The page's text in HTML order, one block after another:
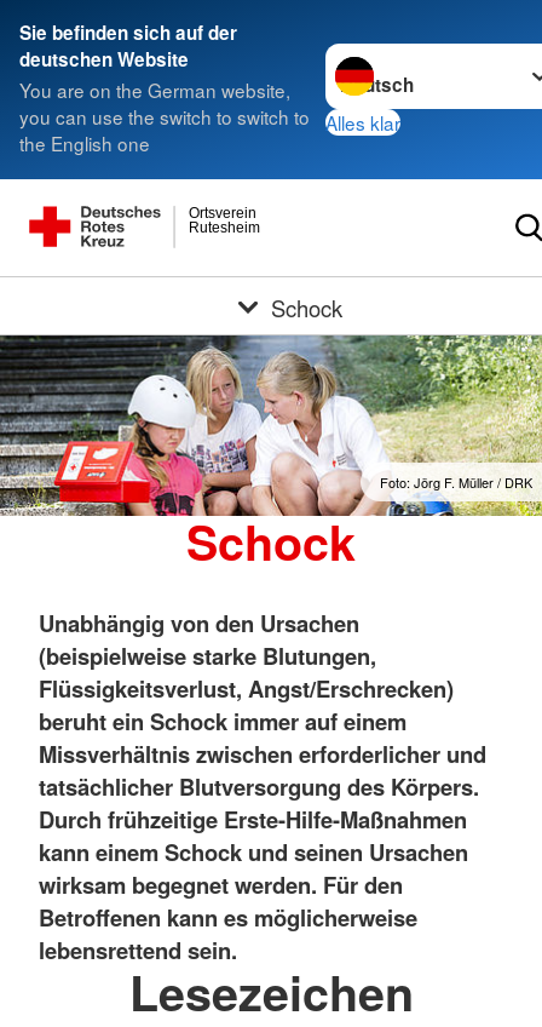
Sie befinden sich auf der
deutschen Website
You are on the German website,
you can use the switch to switch to
the English one
Sprache wechseln zu
Alles klar
Rutesheim
Ortsverein
Schock
Foto: Jörg F. Müller / DRK
Schock
Unabhängig von den Ursachen
(beispielweise starke Blutungen,
Flüssigkeitsverlust, Angst/Erschrecken)
beruht ein Schock immer auf einem
Missverhältnis zwischen erforderlicher und
tatsächlicher Blutversorgung des Körpers.
Durch frühzeitige Erste-Hilfe-Maßnahmen
kann einem Schock und seinen Ursachen
wirksam begegnet werden. Für den
Betroffenen kann es möglicherweise
lebensrettend sein.
Lesezeichen